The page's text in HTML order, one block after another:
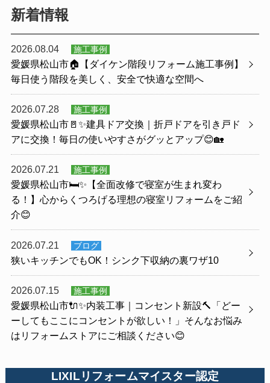
新着情報
2026.08.04 施工事例
愛媛県松山市🏠【ダイケン階段リフォーム施工事例】
毎日使う階段を美しく、安全で快適な空間へ
2026.07.28 施工事例
愛媛県松山市🚪✨建具ドア交換｜折戸ドアを引き戸ド
アに交換！毎日の使いやすさがグッとアップ😊🏡
2026.07.21 施工事例
愛媛県松山市🛏️✨【全面改修で寝室が生まれ変わ
る！】心からくつろげる理想の寝室リフォームをご紹
介😊
2026.07.21 ブログ
狭いキッチンでもOK！シンク下収納の裏ワザ10
2026.07.15 施工事例
愛媛県松山市🔌✨内装工事｜コンセント新設🔨「どー
ーしてもここにコンセントが欲しい！」そんなお悩み
はリフォームストアにご相談ください😊
LIXILリフォームマイスター認定